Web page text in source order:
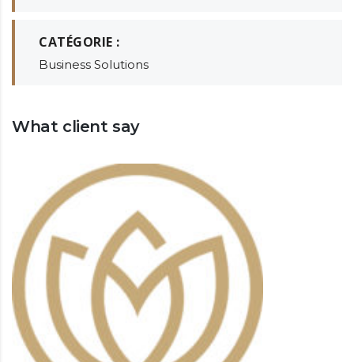
CATÉGORIE :
Business Solutions
What client say